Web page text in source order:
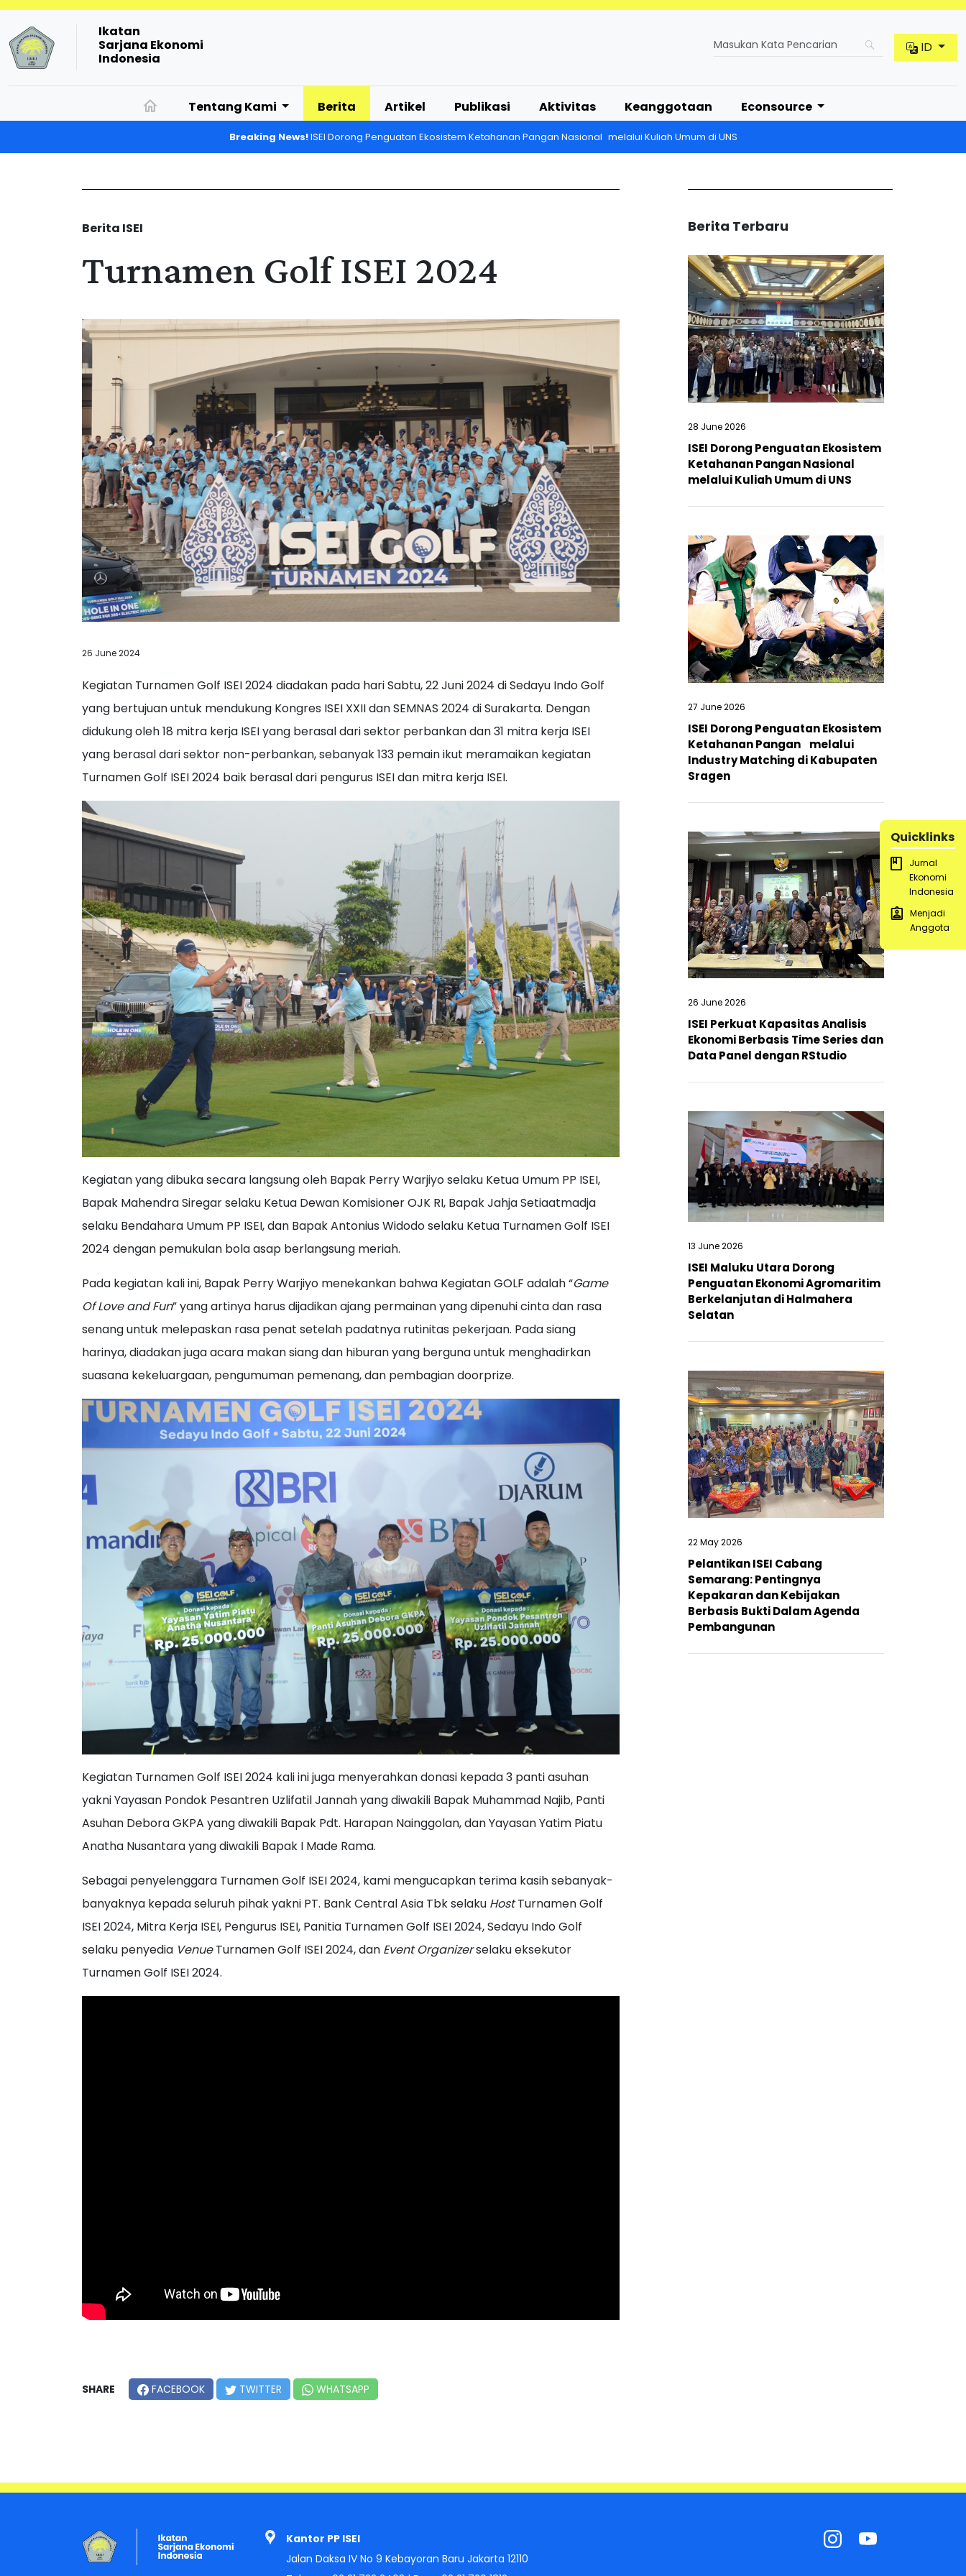
Ikatan
Sarjana Ekonomi
Indonesia
ID
Tentang Kami Berita Artikel Publikasi Aktivitas Keanggotaan Econsource
Breaking News!ISEI Dorong Penguatan Ekosistem Ketahanan Pangan Nasional melalui Kuliah Umum di UNS
Berita ISEI
Turnamen Golf ISEI 2024
26 June 2024
Kegiatan Turnamen Golf ISEI 2024 diadakan pada hari Sabtu, 22 Juni 2024 di Sedayu Indo Golf
yang bertujuan untuk mendukung Kongres ISEI XXII dan SEMNAS 2024 di Surakarta. Dengan
didukung oleh 18 mitra kerja ISEI yang berasal dari sektor perbankan dan 31 mitra kerja ISEI
yang berasal dari sektor non-perbankan, sebanyak 133 pemain ikut meramaikan kegiatan
Turnamen Golf ISEI 2024 baik berasal dari pengurus ISEI dan mitra kerja ISEI.
Kegiatan yang dibuka secara langsung oleh Bapak Perry Warjiyo selaku Ketua Umum PP ISEI,
Bapak Mahendra Siregar selaku Ketua Dewan Komisioner OJK RI, Bapak Jahja Setiaatmadja
selaku Bendahara Umum PP ISEI, dan Bapak Antonius Widodo selaku Ketua Turnamen Golf ISEI
2024 dengan pemukulan bola asap berlangsung meriah.
Pada kegiatan kali ini, Bapak Perry Warjiyo menekankan bahwa Kegiatan GOLF adalah “Game
Of Love and Fun” yang artinya harus dijadikan ajang permainan yang dipenuhi cinta dan rasa
senang untuk melepaskan rasa penat setelah padatnya rutinitas pekerjaan. Pada siang
harinya, diadakan juga acara makan siang dan hiburan yang berguna untuk menghadirkan
suasana kekeluargaan, pengumuman pemenang, dan pembagian doorprize.
Kegiatan Turnamen Golf ISEI 2024 kali ini juga menyerahkan donasi kepada 3 panti asuhan
yakni Yayasan Pondok Pesantren Uzlifatil Jannah yang diwakili Bapak Muhammad Najib, Panti
Asuhan Debora GKPA yang diwakili Bapak Pdt. Harapan Nainggolan, dan Yayasan Yatim Piatu
Anatha Nusantara yang diwakili Bapak I Made Rama.
Sebagai penyelenggara Turnamen Golf ISEI 2024, kami mengucapkan terima kasih sebanyak-
banyaknya kepada seluruh pihak yakni PT. Bank Central Asia Tbk selaku HostTurnamen Golf
ISEI 2024, Mitra Kerja ISEI, Pengurus ISEI, Panitia Turnamen Golf ISEI 2024, Sedayu Indo Golf
selaku penyedia VenueTurnamen Golf ISEI 2024, dan Event Organizerselaku eksekutor
Turnamen Golf ISEI 2024.
SHARE FACEBOOK TWITTER WHATSAPP
Berita Terbaru
28 June 2026
ISEI Dorong Penguatan Ekosistem
Ketahanan Pangan Nasional
melalui Kuliah Umum di UNS
27 June 2026
ISEI Dorong Penguatan Ekosistem
Ketahanan Pangan melalui
Industry Matching di Kabupaten
Sragen
26 June 2026
ISEI Perkuat Kapasitas Analisis
Ekonomi Berbasis Time Series dan
Data Panel dengan RStudio
13 June 2026
ISEI Maluku Utara Dorong
Penguatan Ekonomi Agromaritim
Berkelanjutan di Halmahera
Selatan
22 May 2026
Pelantikan ISEI Cabang
Semarang: Pentingnya
Kepakaran dan Kebijakan
Berbasis Bukti Dalam Agenda
Pembangunan
Kantor PP ISEI
Jalan Daksa IV No 9 Kebayoran Baru Jakarta 12110
Quicklinks
Jurnal
Ekonomi
Indonesia
Menjadi
Anggota